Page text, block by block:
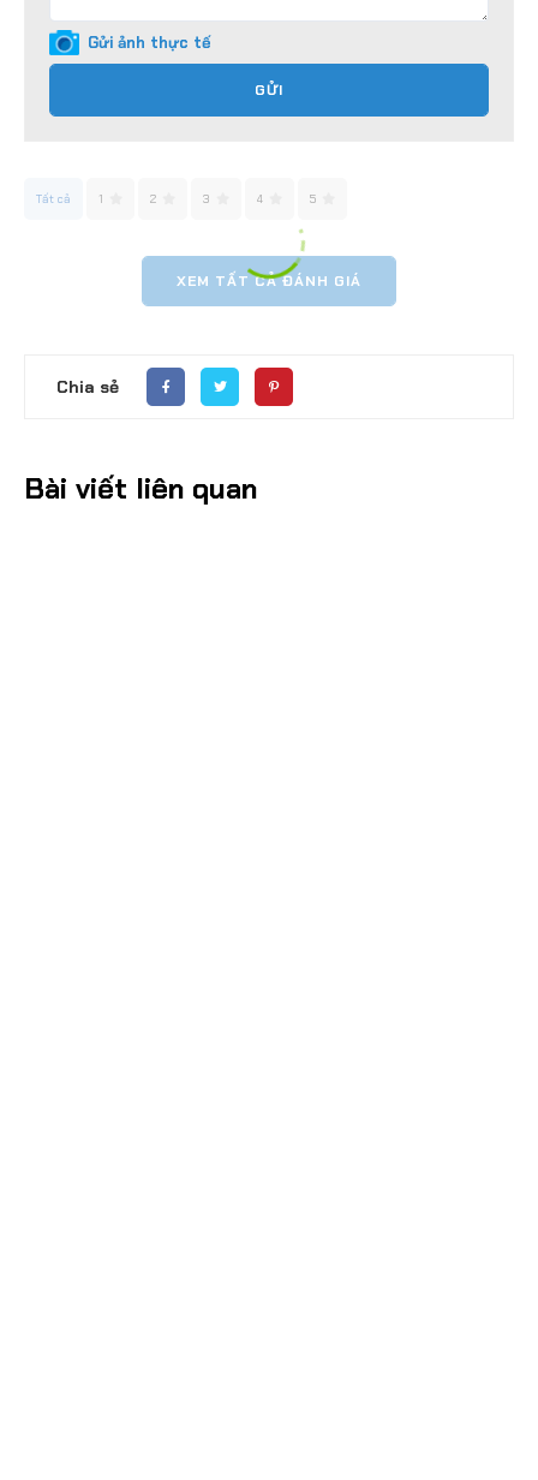
Gửi ảnh thực tế
GỬI
Tất cả 1 2 3 4 5
XEM TẤT CẢ ĐÁNH GIÁ
Chia sẻ
Bài viết liên quan